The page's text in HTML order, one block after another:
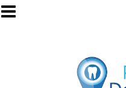
Aller au contenu principal